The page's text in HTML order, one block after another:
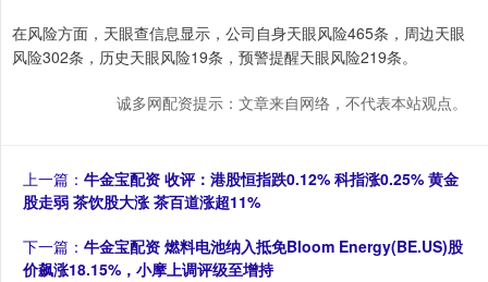
在风险方面，天眼查信息显示，公司自身天眼风险465条，周边天眼
风险302条，历史天眼风险19条，预警提醒天眼风险219条。
诚多网配资提示：文章来自网络，不代表本站观点。
上一篇： 牛金宝配资 收评：港股恒指跌0.12% 科指涨0.25% 黄金
股走弱 茶饮股大涨 茶百道涨超11%
下一篇： 牛金宝配资 燃料电池纳入抵免Bloom Energy(BE.US)股
价飙涨18.15%，小摩上调评级至增持